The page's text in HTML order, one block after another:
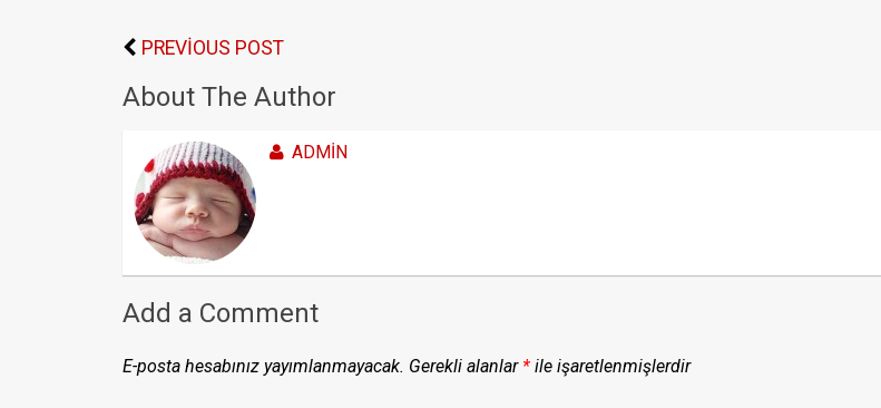
PREVIOUS POST
About The Author
ADMIN
Add a Comment
E-posta hesabınız yayımlanmayacak. Gerekli alanlar * ile işaretlenmişlerdir